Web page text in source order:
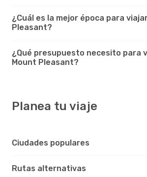
¿Cuál es la mejor época para
Pleasant?
¿Qué presupuesto necesito para
Mount Pleasant?
Planea tu viaje
Ciudades populares
Rutas alternativas